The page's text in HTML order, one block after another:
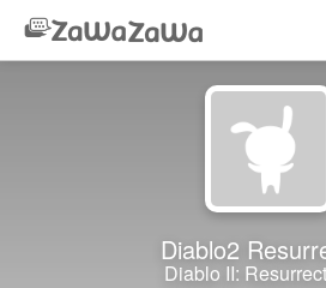
Diablo2
Diablo II: